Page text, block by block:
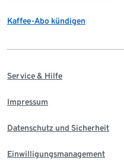
Kaffee-Abo kündigen
Service & Hilfe
Impressum
Datenschutz und Sicherheit
Einwilligungsmanagement